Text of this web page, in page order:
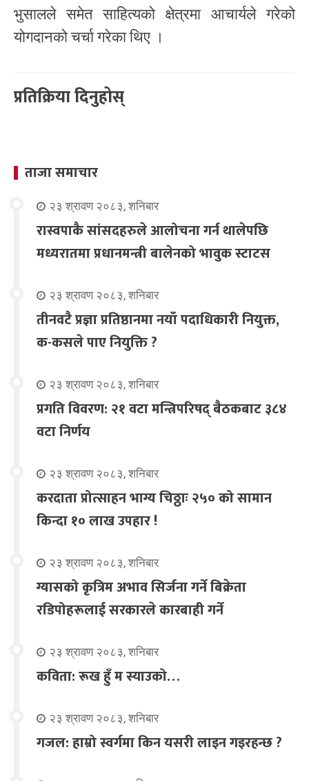
भुसालले समेत साहित्यको क्षेत्रमा आचार्यले गरेको
योगदानको चर्चा गरेका थिए ।
प्रतिक्रिया दिनुहोस्
ताजा समाचार
२३ श्रावण २०८३, शनिबार
रास्वपाकै सांसदहरुले आलोचना गर्न थालेपछि
मध्यरातमा प्रधानमन्त्री बालेनको भावुक स्टाटस
२३ श्रावण २०८३, शनिबार
तीनवटै प्रज्ञा प्रतिष्ठानमा नयाँ पदाधिकारी नियुक्त,
क-कसले पाए नियुक्ति ?
२३ श्रावण २०८३, शनिबार
प्रगति विवरण: २१ वटा मन्त्रिपरिषद् बैठकबाट ३८४
वटा निर्णय
२३ श्रावण २०८३, शनिबार
करदाता प्रोत्साहन भाग्य चिठ्ठाः २५० को सामान
किन्दा १० लाख उपहार !
२३ श्रावण २०८३, शनिबार
ग्यासको कृत्रिम अभाव सिर्जना गर्ने बिक्रेता
रडिपोहरूलाई सरकारले कारबाही गर्ने
२३ श्रावण २०८३, शनिबार
कविता: रूख हुँ म स्याउको…
२३ श्रावण २०८३, शनिबार
गजल: हाम्रो स्वर्गमा किन यसरी लाइन गइरहन्छ ?